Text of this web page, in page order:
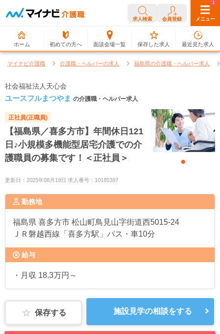
求人検索 会員登録 メニュー
ホーム 初めての方へ 面談会場一覧
0
保存した求人
1
最近見た求人
マイナビ介護職 介護職・ヘルパーの求人 福島県の介護職・ヘルパー求人
社会福祉法人天心会
ユースフルまつやま の介護職・ヘルパー求人
正社員(正職員)
【福島県／喜多方市】年間休日121
日♪小規模多機能型居宅介護での介
護職員の募集です！＜正社員＞
更新日：2025年08月19日 求人番号：10185397
勤務地
福島県 喜多方市 松山町鳥見山字街道西5015-24
ＪＲ磐越西線「喜多方駅」バス・車10分
給与
・月収 18.3万円～
保存する 施設見学の相談をする